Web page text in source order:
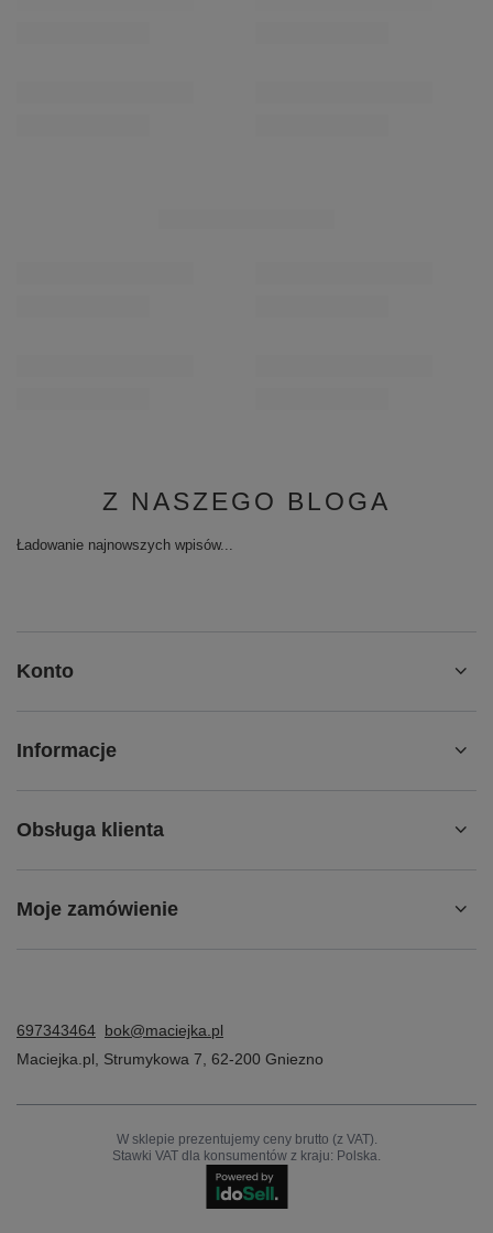
Z NASZEGO BLOGA
Ładowanie najnowszych wpisów...
Konto
Informacje
Obsługa klienta
Moje zamówienie
697343464 bok@maciejka.pl
Maciejka.pl
Strumykowa 7 62-200 Gniezno
W sklepie prezentujemy ceny brutto (z VAT).
Stawki VAT dla konsumentów z kraju: Polska